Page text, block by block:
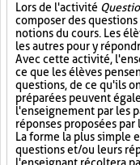
Lors de l'activité
composer des
notions du cours. Les
les autres pour y
Avec cette activité,
ce que les élèves
questions, de ce qu'ils
préparées peuvent
l'enseignement par les
réponses proposées
La forme la plus simple
questions et/ou leurs